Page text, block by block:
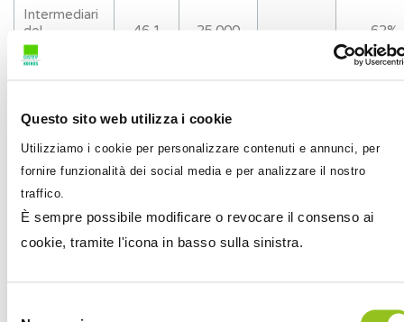
Questo sito web utilizza i cookie
Utilizziamo i cookie per personalizzare contenuti e annunci, per
fornire funzionalità dei social media e per analizzare il nostro
traffico.
È sempre possibile modificare o revocare il consenso ai
cookie, tramite l'icona in basso sulla sinistra.
Intermediari
del
commercio
46.1 25.000 62%
alloggio e di
ristorazione
56)
Attività
professionali,
scientifiche,
(64 –
(69 –
71 –